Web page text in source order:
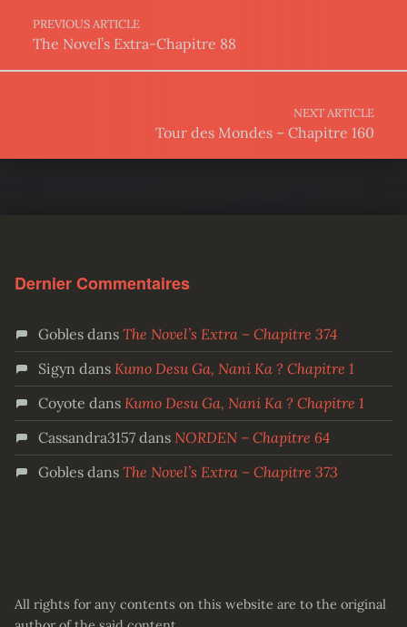
PREVIOUS ARTICLE
The Novel’s Extra-Chapitre 88
NEXT ARTICLE
Tour des Mondes – Chapitre 160
Dernier Commentaires
Goblesdans The Novel’s Extra – Chapitre 374
Sigyn dans Kumo Desu Ga, Nani Ka ? Chapitre 1
Coyote dans Kumo Desu Ga, Nani Ka ? Chapitre 1
Cassandra3157dans NORDEN – Chapitre 64
Goblesdans The Novel’s Extra – Chapitre 373
All rights for any contents on this website are to the original